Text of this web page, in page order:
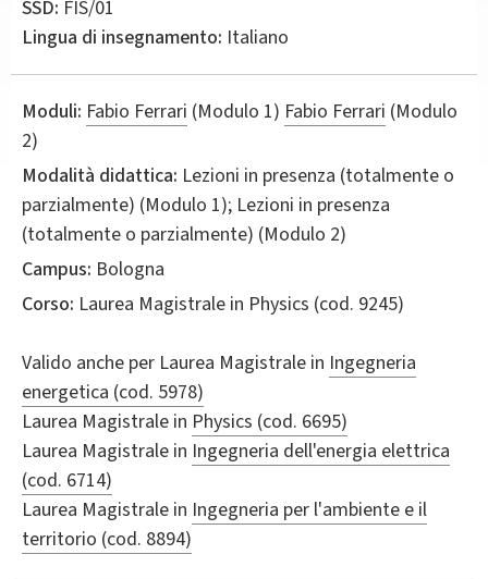
SSD: FIS/01
Lingua di insegnamento: Italiano
Moduli: Fabio Ferrari (Modulo 1) Fabio Ferrari (Modulo
2)
Modalità didattica: Lezioni in presenza (totalmente o
parzialmente) (Modulo 1); Lezioni in presenza
(totalmente o parzialmente) (Modulo 2)
Campus: Bologna
Corso: Laurea Magistrale in Physics (cod. 9245)
Valido anche per Laurea Magistrale in Ingegneria
energetica (cod. 5978)
Laurea Magistrale in Physics (cod. 6695)
Laurea Magistrale in Ingegneria dell'energia elettrica
(cod. 6714)
Laurea Magistrale in Ingegneria per l'ambiente e il
territorio (cod. 8894)